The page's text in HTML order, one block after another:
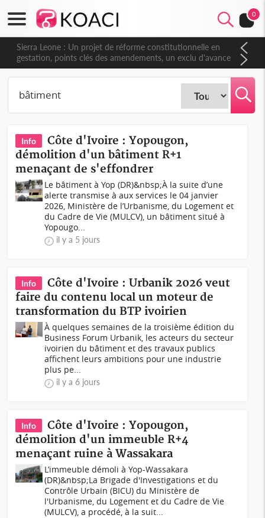
0
Sierra Leone : Un projet de réforme constitutionnelle en
gestation, points clés des amendements, un exclu d'avance
Info
Côte d'Ivoire : Yopougon,
démolition d'un bâtiment R+1
menaçant de s'effondrer
Le bâtiment à Yop (DR)&nbsp;À la suite d’une
alerte transmise à aux services le 04 janvier
2026, Ministère de l’Urbanisme, du Logement et
du Cadre de Vie (MULCV), un bâtiment situé à
Yopougo...
il y a 5 jours
Info
Côte d'Ivoire : Urbanik 2026 veut
faire du contenu local un moteur de
transformation du BTP ivoirien
À quelques semaines de la troisième édition du
Business Forum Urbanik, les acteurs du secteur
ivoirien du bâtiment et des travaux publics
affichent leurs ambitions pour une industrie
plus pe...
il y a 6 jours
Info
Côte d'Ivoire : Yopougon,
démolition d'un immeuble R+4
menaçant ruine à Wassakara
L’immeuble démoli à Yop-Wassakara
(DR)&nbsp;La Brigade d'Investigations et du
Contrôle Urbain (BICU) du Ministère de
l'Urbanisme, du Logement et du Cadre de Vie
(MULCV), a procédé, à la suit...